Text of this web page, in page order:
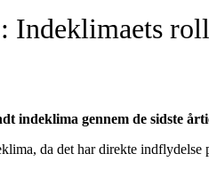
Indeklimaets
indeklima gennem de sidste
da det har direkte